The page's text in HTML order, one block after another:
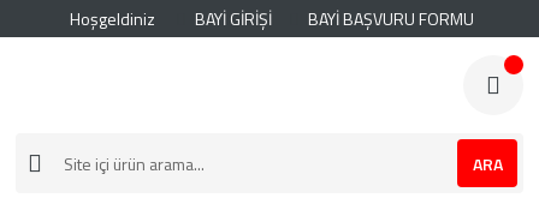
Hoşgeldiniz BAYİ GİRİŞİ BAYİ BAŞVURU FORMU
ARA